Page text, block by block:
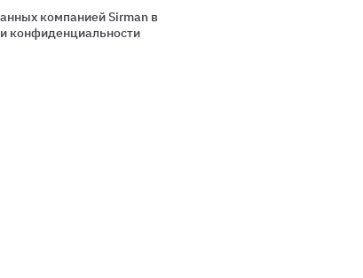
компанией Sirman в
конфиденциальности